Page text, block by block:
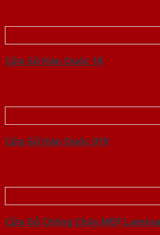
Cửa Gỗ Hàn Quốc 1K
Cửa Gỗ Hàn Quốc 019
Cửa Gỗ Chống Cháy MDF